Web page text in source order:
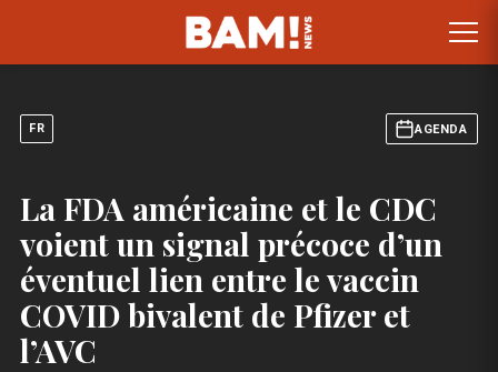
FR AGENDA
La FDA américaine et le CDC
voient un signal précoce d’un
éventuel lien entre le vaccin
COVID bivalent de Pfizer et
l’AVC